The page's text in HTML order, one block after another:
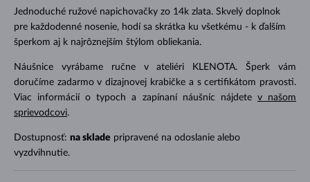
Jednoduché ružové napichovačky zo 14k zlata. Skvelý doplnok
pre každodenné nosenie, hodí sa skrátka ku všetkému - k ďalším
šperkom aj k najrôznejším štýlom obliekania.
Náušnice vyrábame ručne v ateliéri KLENOTA. Šperk vám
doručíme zadarmo v dizajnovej krabičke a s certifikátom pravosti.
Viac informácií o typoch a zapínaní náušníc nájdete v našom
sprievodcovi.
Dostupnosť: na sklade pripravené na odoslanie alebo
vyzdvihnutie.